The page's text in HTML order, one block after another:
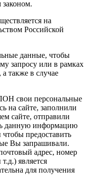
на
Российской
данные, чтобы
запросу или в рамках
также в случае
свои персональные
на сайте, заполнили
сайте, отправили
данную информацию
предоставить
Вы запрашивали.
адрес, номер
является
для получения